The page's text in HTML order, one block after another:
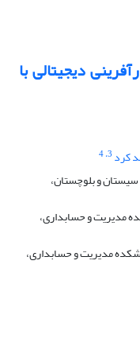
دیجیتالی با
کرد 3، 4
و بلوچستان،
مدیریت و حسابداری،
مدیریت و حسابداری،